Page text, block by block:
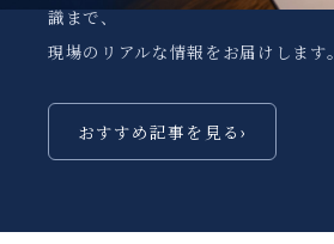
識まで、
現場のリアルな情報をお届けします。
おすすめ記事を見る ›